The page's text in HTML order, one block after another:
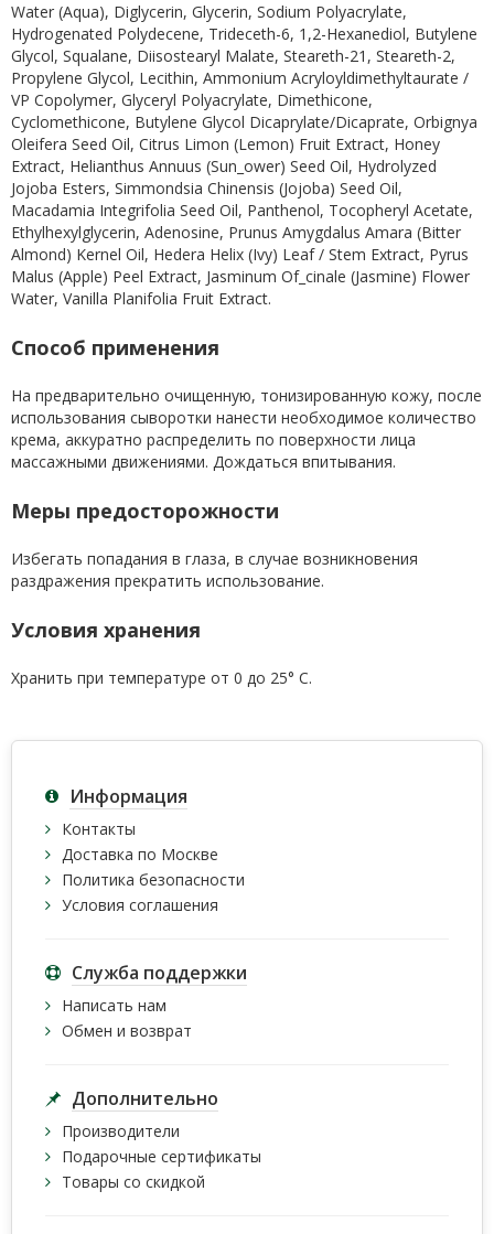
Water (Aqua), Diglycerin, Glycerin, Sodium Polyacrylate,
Hydrogenated Polydecene, Trideceth-6, 1,2-Hexanediol, Butylene
Glycol, Squalane, Diisostearyl Malate, Steareth-21, Steareth-2,
Propylene Glycol, Lecithin, Ammonium Acryloyldimethyltaurate /
VP Copolymer, Glyceryl Polyacrylate, Dimethicone,
Cyclomethicone, Butylene Glycol Dicaprylate/Dicaprate, Orbignya
Oleifera Seed Oil, Citrus Limon (Lemon) Fruit Extract, Honey
Extract, Helianthus Annuus (Sun_ower) Seed Oil, Hydrolyzed
Jojoba Esters, Simmondsia Chinensis (Jojoba) Seed Oil,
Macadamia Integrifolia Seed Oil, Panthenol, Tocopheryl Acetate,
Ethylhexylglycerin, Adenosine, Prunus Amygdalus Amara (Bitter
Almond) Kernel Oil, Hedera Helix (Ivy) Leaf / Stem Extract, Pyrus
Malus (Apple) Peel Extract, Jasminum Of_cinale (Jasmine) Flower
Water, Vanilla Planifolia Fruit Extract.
Способ применения
На предварительно очищенную, тонизированную кожу, после
использования сыворотки нанести необходимое количество
крема, аккуратно распределить по поверхности лица
массажными движениями. Дождаться впитывания.
Меры предосторожности
Избегать попадания в глаза, в случае возникновения
раздражения прекратить использование.
Условия хранения
Хранить при температуре от 0 до 25° С.
Информация
Контакты
Доставка по Москве
Политика безопасности
Условия соглашения
Служба поддержки
Написать нам
Обмен и возврат
Дополнительно
Производители
Подарочные сертификаты
Товары со скидкой